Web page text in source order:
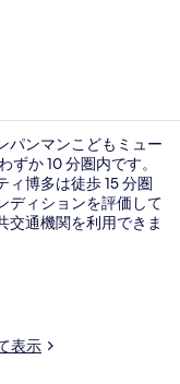
パンマンこどもミュー
か 10 分圏内です。
ィ博多は徒歩 15 分圏
ディションを評価して
交通機関を利用できま
表示